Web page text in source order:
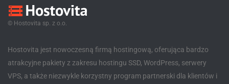
© Hostovita sp. z o.o.
Hostovita jest nowoczesną firmą hostingową, oferująca bardzo
atrakcyjne pakiety z zakresu hostingu SSD, WordPress, serwery
VPS, a także niezwykle korzystny program partnerski dla klientów i